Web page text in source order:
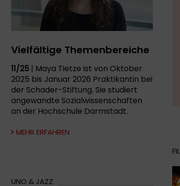
Vielfältige Themenbereiche
11/25 | Maya Tietze ist von Oktober
2025 bis Januar 2026 Praktikantin bei
der Schader-Stiftung. Sie studiert
angewandte Sozialwissenschaften
an der Hochschule Darmstadt.
MEHR ERFAHREN
UNO & JAZZ